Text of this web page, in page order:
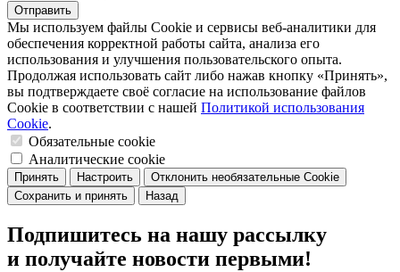
Отправить
Мы используем файлы Cookie и сервисы веб-аналитики для
обеспечения корректной работы сайта, анализа его
использования и улучшения пользовательского опыта.
Продолжая использовать сайт либо нажав кнопку «Принять»,
вы подтверждаете своё согласие на использование файлов
Cookie в соответствии с нашей Политикой использования
Cookie.
Обязательные cookie
Аналитические cookie
Принять Настроить
Отклонить необязательные Cookie
Сохранить и принять
Назад
Подпишитесь на нашу рассылку
и получайте новости первыми!